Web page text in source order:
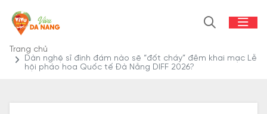
Trang chủ
Dàn nghệ sĩ đình đám nào sẽ “đốt cháy” đêm khai mạc Lễ
hội pháo hoa Quốc tế Đà Nẵng DIFF 2026?